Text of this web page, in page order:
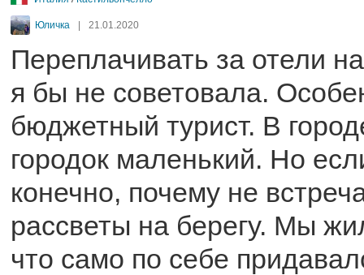
Юличка 21.01.2020
Переплачивать за отели
я бы не советовала.
бюджетный турист. В
городок маленький. Но
конечно, почему не
рассветы на берегу. Мы
что само по себе